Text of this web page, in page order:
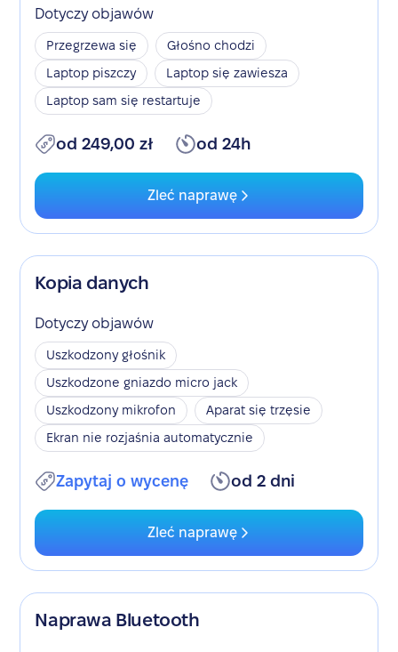
Dotyczy objawów
Przegrzewa się
Głośno chodzi
Laptop piszczy
Laptop się zawiesza
Laptop sam się restartuje
od 249,00 zł od 24h
Zleć naprawę
Kopia danych
Dotyczy objawów
Uszkodzony głośnik
Uszkodzone gniazdo micro jack
Uszkodzony mikrofon
Aparat się trzęsie
Ekran nie rozjaśnia automatycznie
Zapytaj o wycenę od 2 dni
Zleć naprawę
Naprawa Bluetooth